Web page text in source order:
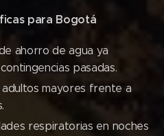
para Bogotá
ahorro de agua ya
pasadas.
mayores frente a
respiratorias en noches